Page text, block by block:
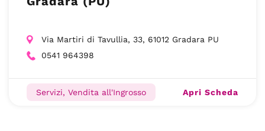
Via Martiri di Tavullia, 33, 61012 Gradara PU
0541 964398
Servizi, Vendita all'Ingrosso Apri Scheda